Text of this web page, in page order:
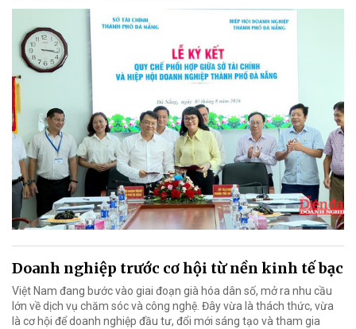
Doanh nghiệp trước cơ hội từ nền kinh tế bạc
Việt Nam đang bước vào giai đoạn già hóa dân số, mở ra nhu cầu
lớn về dịch vụ chăm sóc và công nghệ. Đây vừa là thách thức, vừa
là cơ hội để doanh nghiệp đầu tư, đổi mới sáng tạo và tham gia